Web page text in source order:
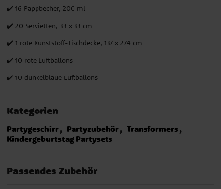
✔️ 16 Pappbecher, 200 ml
✔️ 20 Servietten, 33 x 33 cm
✔️ 1 rote Kunststoff-Tischdecke, 137 x 274 cm
✔️ 10 rote Luftballons
✔️ 10 dunkelblaue Luftballons
Kategorien
Partygeschirr Partyzubehör
Transformers
Kindergeburtstag Partysets
Passendes Zubehör